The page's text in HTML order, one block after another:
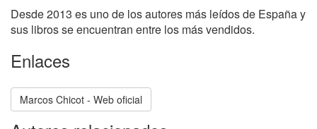
Desde 2013 es uno de los autores más leídos de España y
sus libros se encuentran entre los más vendidos.
Enlaces
Marcos Chicot - Web oficial